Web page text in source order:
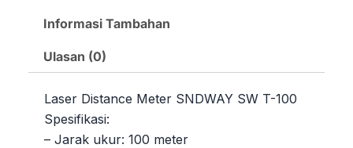
Informasi Tambahan
Ulasan (0)
Laser Distance Meter SNDWAY SW T-100
Spesifikasi:
– Jarak ukur: 100 meter